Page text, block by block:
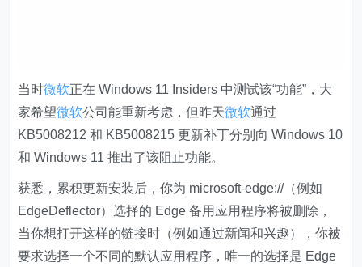
当时微软正在 Windows 11 Insiders 中测试该“功能”，大
家希望微软公司能重新考虑，但昨天微软通过
KB5008212 和 KB5008215 更新补丁分别向 Windows 10
和 Windows 11 推出了该阻止功能。
获悉，累积更新安装后，你为 microsoft-edge://（例如
EdgeDeflector）选择的 Edge 备用应用程序将被删除，
当你想打开这样的链接时（例如通过新闻和兴趣），你被
要求选择一个不同的默认应用程序，唯一的选择是 Edge